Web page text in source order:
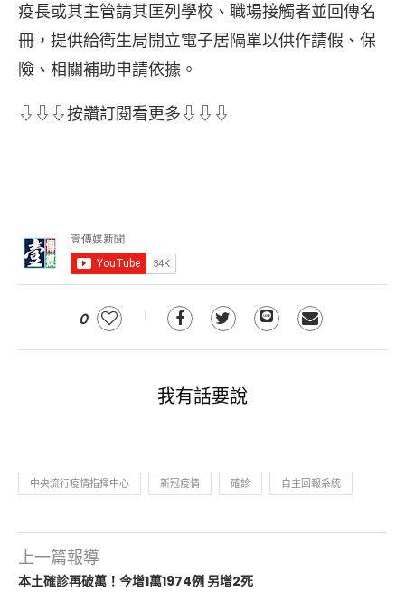
疫長或其主管請其匡列學校、職場接觸者並回傳名
冊，提供給衛生局開立電子居隔單以供作請假、保
險、相關補助申請依據。
⇩⇩⇩按讚訂閱看更多⇩⇩⇩
0
我有話要說
中央流行疫情指揮中心 新冠疫情 確診 自主回報系統
上一篇報導
本土確診再破萬！今增1萬1974例 另增2死